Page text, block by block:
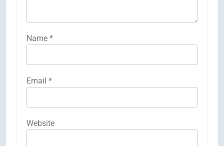
Name *
Email *
Website